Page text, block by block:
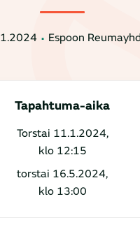
Espoon
Tapahtuma-aika
Torstai 11.1.2024,
klo 12:15
torstai 16.5.2024,
klo 13:00